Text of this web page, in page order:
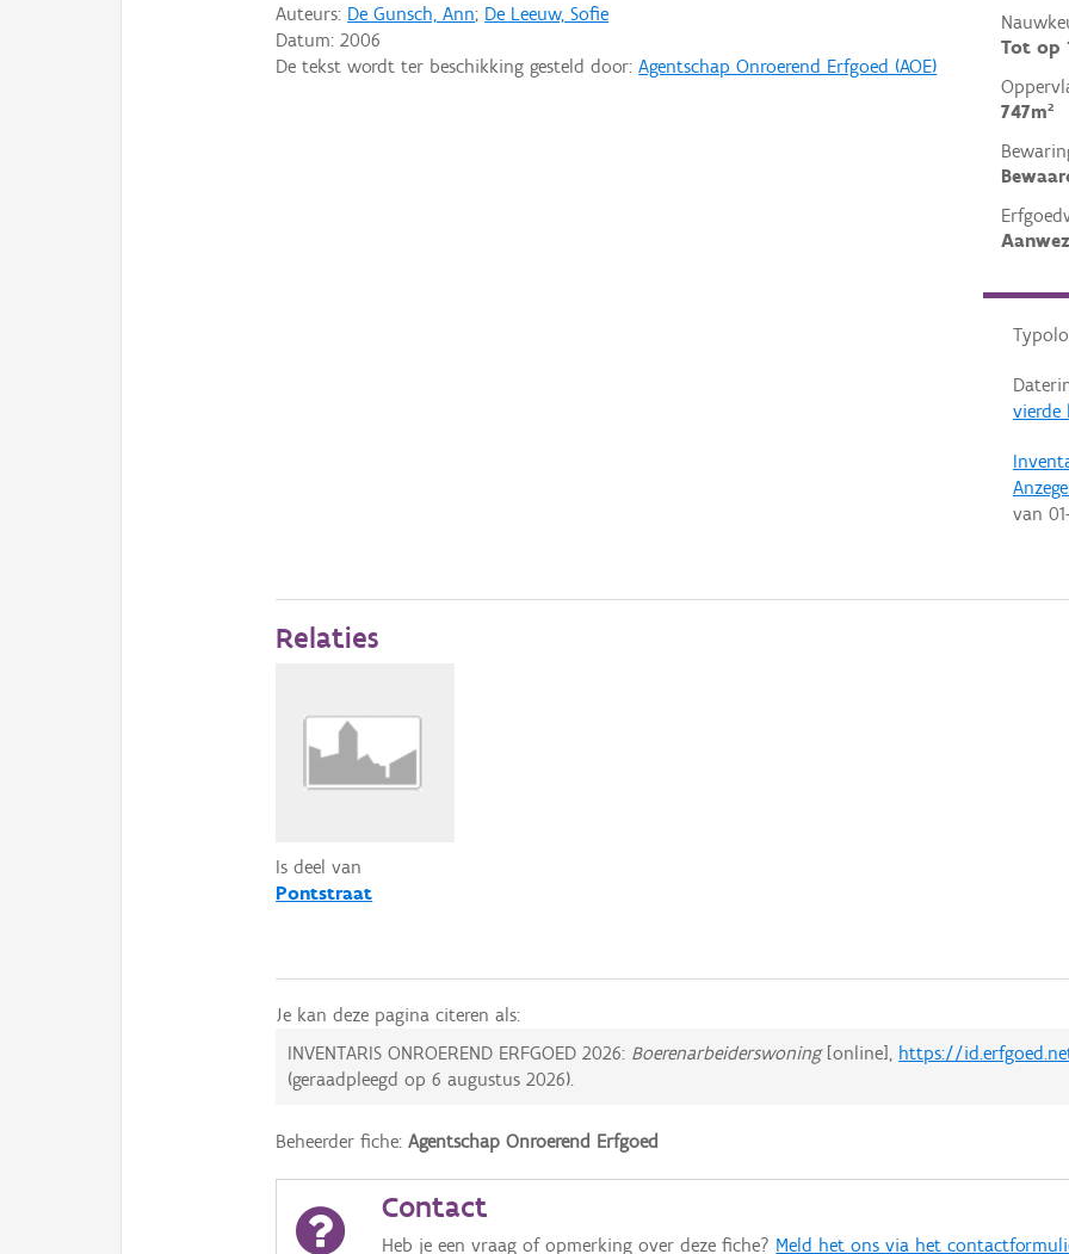
Tot op
747m²
vierde
van
Auteurs: De Gunsch, Ann; De Leeuw, Sofie
Datum:2006
De tekst wordt ter beschikking gesteld door:Agentschap Onroerend Erfgoed (AOE)
Relaties
Is deel van
Pontstraat
Je kan deze pagina citeren als:
INVENTARIS ONROEREND ERFGOED 2026: Boerenarbeiderswoning[online], https://
(geraadpleegd op6 augustus 2026).
Beheerder fiche:Agentschap Onroerend Erfgoed
Contact
Heb je een vraag of opmerking over deze fiche? Meld het ons via het